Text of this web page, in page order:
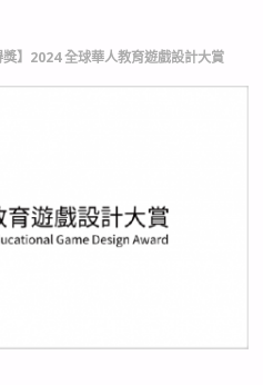
獎】2024 全球華人教育遊戲設計大賞